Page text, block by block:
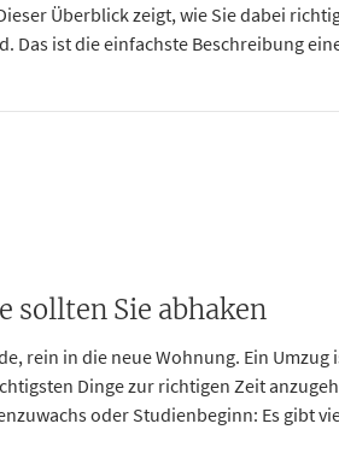
Überblick zeigt, wie Sie dabei
Das ist die einfachste Beschreibung
sollten Sie abhaken
rein in die neue Wohnung. Ein Umzug
Dinge zur richtigen Zeit
oder Studienbeginn: Es gibt